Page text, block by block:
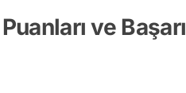
ve Başarı